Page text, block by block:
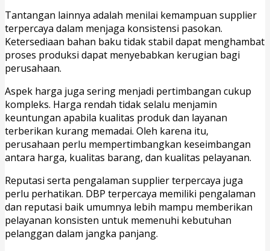
Tantangan lainnya adalah menilai kemampuan supplier
terpercaya dalam menjaga konsistensi pasokan.
Ketersediaan bahan baku tidak stabil dapat menghambat
proses produksi dapat menyebabkan kerugian bagi
perusahaan.
Aspek harga juga sering menjadi pertimbangan cukup
kompleks. Harga rendah tidak selalu menjamin
keuntungan apabila kualitas produk dan layanan
terberikan kurang memadai. Oleh karena itu,
perusahaan perlu mempertimbangkan keseimbangan
antara harga, kualitas barang, dan kualitas pelayanan.
Reputasi serta pengalaman supplier terpercaya juga
perlu perhatikan. DBP terpercaya memiliki pengalaman
dan reputasi baik umumnya lebih mampu memberikan
pelayanan konsisten untuk memenuhi kebutuhan
pelanggan dalam jangka panjang.